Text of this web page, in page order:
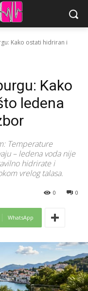
Kako ostati hidriran i
Kako
ledena
Temperature
– ledena voda nije
hidrirate i
vrelog talasa.
0
0
WhatsApp